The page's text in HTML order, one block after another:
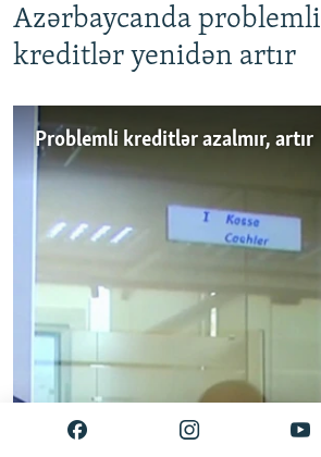
Azərbaycanda problemli
kreditlər yenidən artır
Problemli kreditlər azalmır, artır